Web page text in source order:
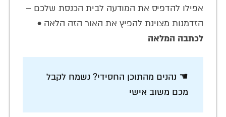
אפילו להדפיס את המודעה לבית הכנסת שלכם –
הזדמנות מצוינת להפיץ את האור הזה הלאה •
לכתבה המלאה
☚ נהנים מהתוכן החסידי? נשמח לקבל
מכם משוב אישי